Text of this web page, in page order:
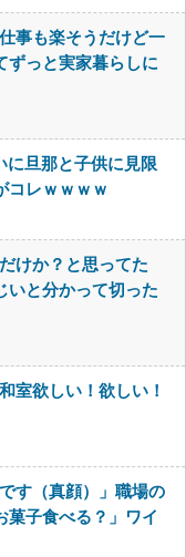
事も楽そうだけど一
ずっと実家暮らしに
に旦那と子供に見限
コレｗｗｗｗ
けか？と思ってた
いと分かって切った
欲しい！欲しい！
す（真顔）」職場の
子食べる？」ワイ